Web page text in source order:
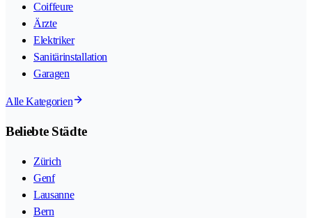
Coiffeure
Ärzte
Elektriker
Sanitärinstallation
Garagen
Alle Kategorien
Beliebte Städte
Zürich
Genf
Lausanne
Bern